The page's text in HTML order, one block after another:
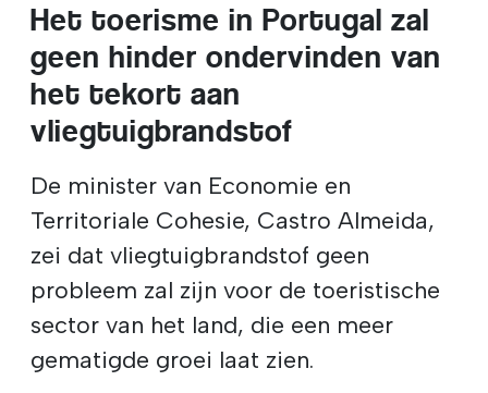
Het toerisme in Portugal zal
geen hinder ondervinden van
het tekort aan
vliegtuigbrandstof
De minister van Economie en
Territoriale Cohesie, Castro Almeida,
zei dat vliegtuigbrandstof geen
probleem zal zijn voor de toeristische
sector van het land, die een meer
gematigde groei laat zien.